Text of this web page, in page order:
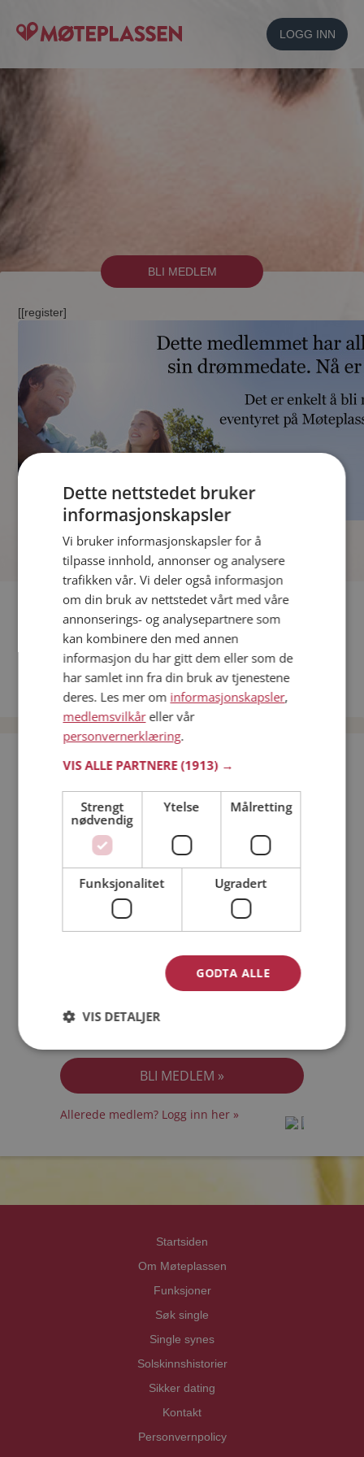
LOGG INN
BLI MEDLEM
[[register]
Fler single
Date menn i Norge
Date kvinner i Norge
Bli medlem gratis!
Jeg er en: Mann Kvinne
Min alder:
Jeg akseptererMedlemsvilkårene
Allerede medlem? Logg inn her »
Startsiden
Om Møteplassen
Funksjoner
Søk single
Single synes
Solskinnshistorier
Sikker dating
Kontakt
Personvernpolicy
Dette nettstedet bruker
informasjonskapsler
Vi bruker informasjonskapsler for å
tilpasse innhold, annonser og analysere
trafikken vår. Vi deler også informasjon
om din bruk av nettstedet vårt med våre
annonserings- og analysepartnere som
kan kombinere den med annen
informasjon du har gitt dem eller som de
har samlet inn fra din bruk av tjenestene
deres. Les mer om informasjonskapsler,
medlemsvilkåreller vår
personvernerklæring.
VIS ALLE PARTNERE(1913) →
Strengt
nødvendig
Ytelse Målretting
Funksjonalitet Ugradert
GODTA ALLE
VIS DETALJER